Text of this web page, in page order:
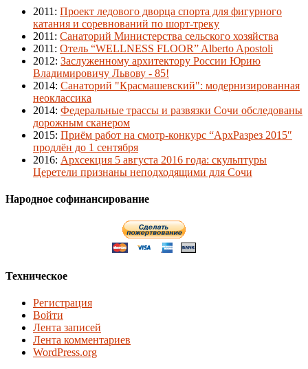
2011 : Проект ледового дворца спорта для фигурного
катания и соревнований по шорт-треку
2011 : Санаторий Министерства сельского хозяйства
2011 : Отель “WELLNESS FLOOR” Alberto Apostoli
2012: Заслуженному архитектору России Юрию
Владимировичу Львову - 85!
2014: Санаторий "Красмашевский": модернизированная
неоклассика
2014: Федеральные трассы и развязки Сочи обследованы
дорожным сканером
2015: Приём работ на смотр-конкурс “АрхРазрез 2015″
продлён до 1 сентября
2016: Архсекция 5 августа 2016 года: скульптуры
Церетели признаны неподходящими для Сочи
Народное софинансирование
Техническое
Регистрация
Войти
Лента записей
Лента комментариев
WordPress.org